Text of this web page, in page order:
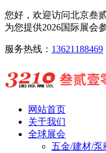
您好，欢迎访问北京叁
为您提供2026国际展会
服务热线： 13621188469
网站首页
关于我们
全球展会
五金/建材/泵